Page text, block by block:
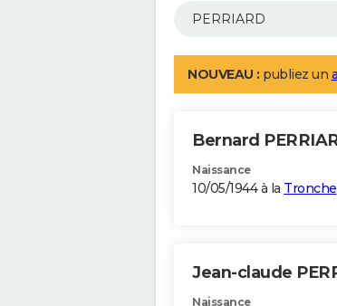
NOUVEAU : publiez un
Bernard
Naissance
10/05/1944 à la Tronche
Jean-claude
Naissance